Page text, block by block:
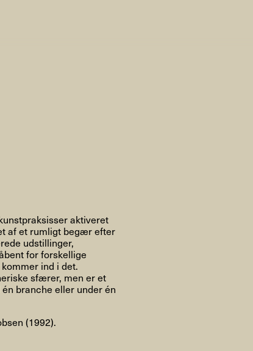
& Studios Artistic Research
Om
aktiveret
af et rumligt begær efter
udstillinger,
for forskellige
ind i det.
sfærer, men er et
branche eller under én
(1992).